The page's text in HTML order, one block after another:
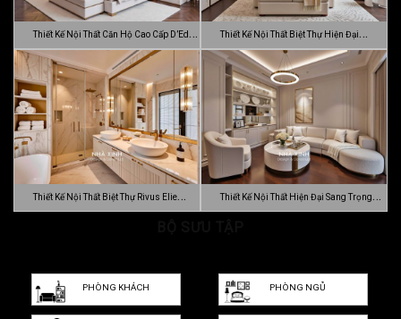
Thiết Kế Nội Thất Căn Hộ Cao Cấp D’Edge
…
Thiết Kế Nội Thất Biệt Thự Hiện Đại
Luca…
Thiết Kế Nội Thất Biệt Thự Rivus Elie Thiết Kế Nội Thất Hiện Đại Sang Trọng
PHÒNG KHÁCH PHÒNG NGỦ